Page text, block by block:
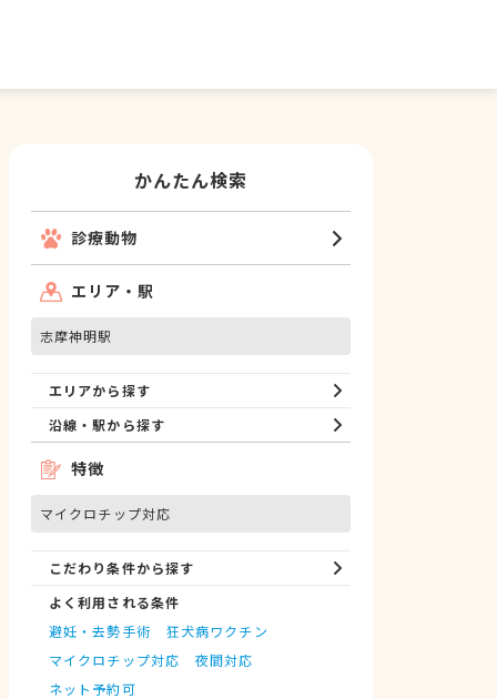
かんたん検索
診療動物
エリア・駅
志摩神明駅
エリアから探す
沿線・駅から探す
特徴
マイクロチップ対応
こだわり条件から探す
よく利用される条件
避妊・去勢手術
狂犬病ワクチン
マイクロチップ対応
夜間対応
ネット予約可